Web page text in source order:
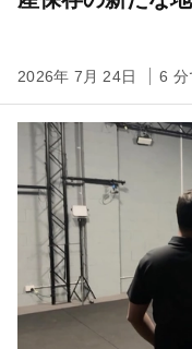
2026年 7月 24日 6 分